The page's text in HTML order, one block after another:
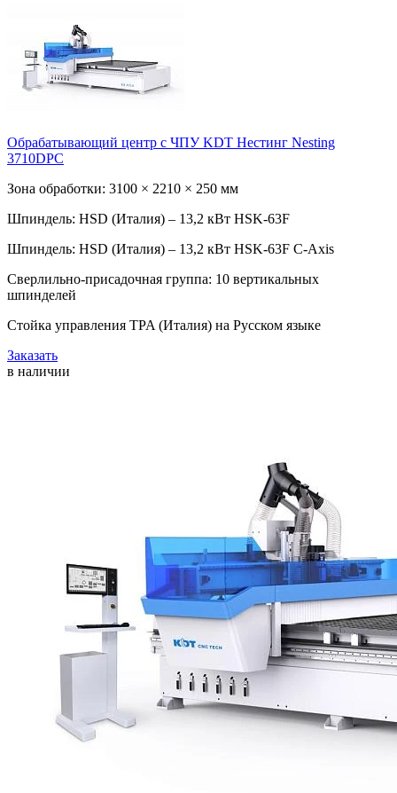
Обрабатывающий центр с ЧПУ KDT Нестинг Nesting
3710DPC
Зона обработки: 3100 × 2210 × 250 мм
Шпиндель: HSD (Италия) – 13,2 кВт HSK-63F
Шпиндель: HSD (Италия) – 13,2 кВт HSK-63F C-Axis
Сверлильно-присадочная группа: 10 вертикальных
шпинделей
Стойка управления TPA (Италия) на Русском языке
Заказать
в наличии